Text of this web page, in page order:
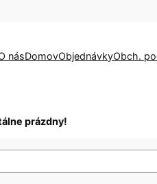
násDomovObjednávkyObch.
prázdny!